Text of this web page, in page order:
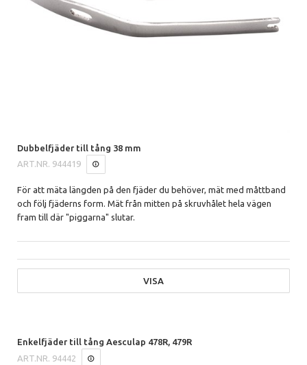
Dubbelfjäder till tång 38 mm
ART.NR. 944419
För att mäta längden på den fjäder du behöver, mät med måttband
och följ fjäderns form. Mät från mitten på skruvhålet hela vägen
fram till där "piggarna" slutar.
VISA
Enkelfjäder till tång Aesculap 478R, 479R
ART.NR. 94442